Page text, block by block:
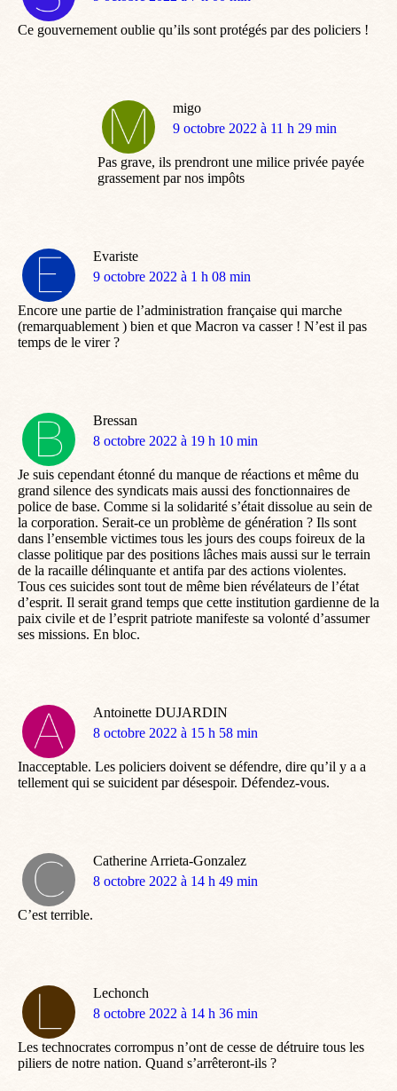
Ce gouvernement oublie qu’ils sont protégés par des policiers !
migo
dit
9 octobre 2022 à 11 h 29 min
Pas grave, ils prendront une milice privée payée
grassement par nos impôts
Evariste
dit
9 octobre 2022 à 1 h 08 min
Encore une partie de l’administration française qui marche
(remarquablement ) bien et que Macron va casser ! N’est il pas
temps de le virer ?
Bressan
dit
8 octobre 2022 à 19 h 10 min
Je suis cependant étonné du manque de réactions et même du
grand silence des syndicats mais aussi des fonctionnaires de
police de base. Comme si la solidarité s’était dissolue au sein de
la corporation. Serait-ce un problème de génération ? Ils sont
dans l’ensemble victimes tous les jours des coups foireux de la
classe politique par des positions lâches mais aussi sur le terrain
de la racaille délinquante et antifa par des actions violentes.
Tous ces suicides sont tout de même bien révélateurs de l’état
d’esprit. Il serait grand temps que cette institution gardienne de la
paix civile et de l’esprit patriote manifeste sa volonté d’assumer
ses missions. En bloc.
Antoinette DUJARDIN
dit
8 octobre 2022 à 15 h 58 min
Inacceptable. Les policiers doivent se défendre, dire qu’il y a a
tellement qui se suicident par désespoir. Défendez-vous.
Catherine Arrieta-Gonzalez
dit
8 octobre 2022 à 14 h 49 min
C’est terrible.
Lechonch
dit
8 octobre 2022 à 14 h 36 min
Les technocrates corrompus n’ont de cesse de détruire tous les
piliers de notre nation. Quand s’arrêteront-ils ?